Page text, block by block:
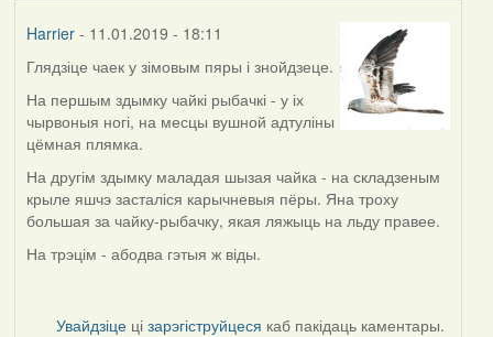
Harrier- 11.01.2019 - 18:11
In
reply
to
by
Глядзіце чаек у зімовым пяры і знойдзеце.
На першым здымку чайкі рыбачкі - у іх
чырвоныя ногі, на месцы вушной адтуліны
цёмная плямка.
На другім здымку маладая шызая чайка - на складзеным
крыле яшчэ засталіся карычневыя пёры. Яна троху
большая за чайку-рыбачку, якая ляжыць на льду правее.
На трэцім - абодва гэтыя ж віды.
Увайдзіце цізарэгіструйцеся каб пакідаць каментары.